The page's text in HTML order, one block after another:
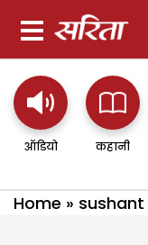
ऑडियो कहानी
Home »